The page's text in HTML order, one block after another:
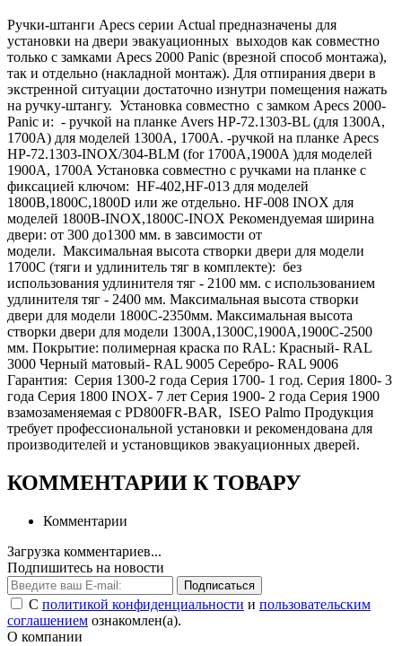
Ручки-штанги Apecs серии Actual предназначены для
установки на двери эвакуационных выходов как совместно
только с замками Apecs 2000 Panic (врезной способ монтажа),
так и отдельно (накладной монтаж). Для отпирания двери в
экстренной ситуации достаточно изнутри помещения нажать
на ручку-штангу. Установка совместно с замком Apecs 2000-
Panic и: - ручкой на планке Avers HP-72.1303-BL (для 1300A,
1700A) для моделей 1300A, 1700A. -ручкой на планке Apecs
HP-72.1303-INOX/304-BLM (for 1700A,1900A )для моделей
1900A, 1700A Установка совместно с ручками на планке с
фиксацией ключом: HF-402,HF-013 для моделей
1800В,1800С,1800D или же отдельно. HF-008 INOX для
моделей 1800В-INOX,1800С-INOX Рекомендуемая ширина
двери: от 300 до1300 мм. в завсимости от
модели. Максимальная высота створки двери для модели
1700С (тяги и удлинитель тяг в комплекте): без
использования удлинителя тяг - 2100 мм. с использованием
удлинителя тяг - 2400 мм. Максимальная высота створки
двери для модели 1800С-2350мм. Максимальная высота
створки двери для модели 1300А,1300С,1900А,1900С-2500
мм. Покрытие: полимерная краска по RAL: Красный- RAL
3000 Черный матовый- RAL 9005 Серебро- RAL 9006
Гарантия: Серия 1300-2 года Серия 1700- 1 год. Серия 1800- 3
года Серия 1800 INOX- 7 лет Серия 1900- 2 года Серия 1900
взамозаменяемая с PD800FR-BAR, ISEO Palmo Продукция
требует профессиональной установки и рекомендована для
производителей и установщиков эвакуационных дверей.
КОММЕНТАРИИ К ТОВАРУ
Комментарии
Загрузка комментариев...
Подпишитесь на новости
Подписаться
С политикой конфиденциальности и пользовательским
соглашением ознакомлен(а).
О компании